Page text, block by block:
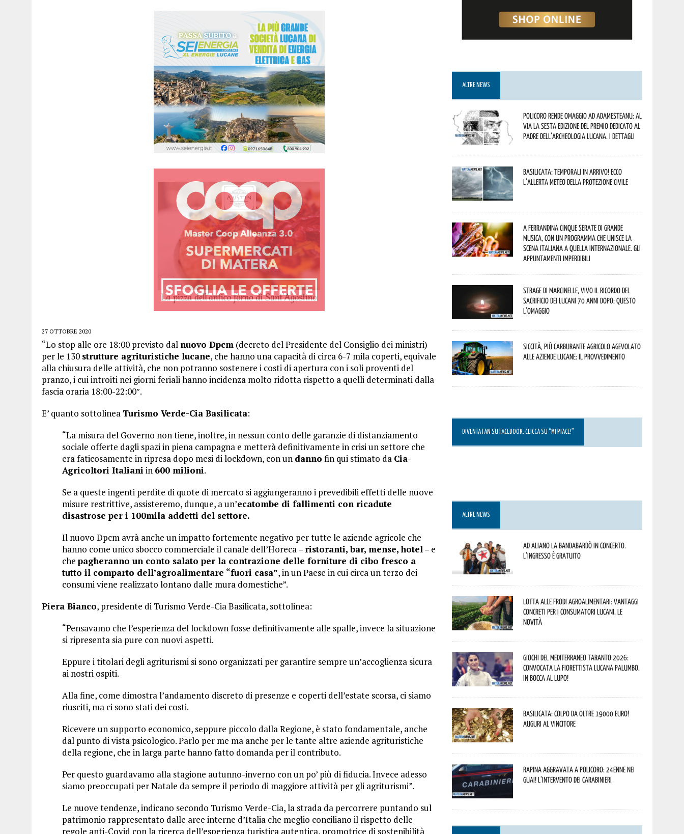
27 OTTOBRE 2020
“Lo stop alle ore 18:00 previsto dal nuovo Dpcm (decreto del Presidente del Consiglio dei ministri)
per le 130 strutture agrituristiche lucane, che hanno una capacità di circa 6-7 mila coperti, equivale
alla chiusura delle attività, che non potranno sostenere i costi di apertura con i soli proventi del
pranzo, i cui introiti nei giorni feriali hanno incidenza molto ridotta rispetto a quelli determinati dalla
fascia oraria 18:00-22:00″.
E’ quanto sottolinea Turismo Verde-Cia Basilicata:
“La misura del Governo non tiene, inoltre, in nessun conto delle garanzie di distanziamento
sociale offerte dagli spazi in piena campagna e metterà definitivamente in crisi un settore che
era faticosamente in ripresa dopo mesi di lockdown, con un danno fin qui stimato da Cia-
Agricoltori Italiani in 600 milioni.
Se a queste ingenti perdite di quote di mercato si aggiungeranno i prevedibili effetti delle nuove
misure restrittive, assisteremo, dunque, a un’ecatombe di fallimenti con ricadute
disastrose per i 100mila addetti del settore.
Il nuovo Dpcm avrà anche un impatto fortemente negativo per tutte le aziende agricole che
hanno come unico sbocco commerciale il canale dell’Horeca – ristoranti, bar, mense, hotel– e
che pagheranno un conto salato per la contrazione delle forniture di cibo fresco a
tutto il comparto dell’agroalimentare “fuori casa”, in un Paese in cui circa un terzo dei
consumi viene realizzato lontano dalle mura domestiche”.
Piera Bianco, presidente di Turismo Verde-Cia Basilicata, sottolinea:
“Pensavamo che l’esperienza del lockdown fosse definitivamente alle spalle, invece la situazione
si ripresenta sia pure con nuovi aspetti.
Eppure i titolari degli agriturismi si sono organizzati per garantire sempre un’accoglienza sicura
ai nostri ospiti.
Alla fine, come dimostra l’andamento discreto di presenze e coperti dell’estate scorsa, ci siamo
riusciti, ma ci sono stati dei costi.
Ricevere un supporto economico, seppure piccolo dalla Regione, è stato fondamentale, anche
dal punto di vista psicologico. Parlo per me ma anche per le tante altre aziende agrituristiche
della regione, che in larga parte hanno fatto domanda per il contributo.
Per questo guardavamo alla stagione autunno-inverno con un po’ più di fiducia. Invece adesso
siamo preoccupati per Natale da sempre il periodo di maggiore attività per gli agriturismi”.
Le nuove tendenze, indicano secondo Turismo Verde-Cia, la strada da percorrere puntando sul
patrimonio rappresentato dalle aree interne d’Italia che meglio conciliano il rispetto delle
regole anti-Covid con la ricerca dell’esperienza turistica autentica, promotrice di sostenibilità
ALTRE NEWS
Policoro rende omaggio ad Adamesteanu: al
via la sesta edizione del Premio dedicato al
padre dell’archeologia lucana. I dettagli
Basilicata: temporali in arrivo! Ecco
l’allerta meteo della Protezione civile
A Ferrandina cinque serate di grande
musica, con un programma che unisce la
scena italiana a quella internazionale. Gli
appuntamenti imperdibili
Strage di Marcinelle, vivo il ricordo del
sacrificio dei lucani 70 anni dopo: questo
l’omaggio
Siccità, più carburante agricolo agevolato
alle aziende lucane: il provvedimento
DIVENTA FAN SU FACEBOOK, CLICCA SU “MI PIACE!”
ALTRE NEWS
Ad Aliano la Bandabardò in concerto.
L’ingresso è gratuito
Lotta alle frodi agroalimentari: vantaggi
concreti per i consumatori lucani. Le
novità
Giochi del Mediterraneo Taranto 2026:
convocata la fiorettista lucana Palumbo.
In bocca al lupo!
Basilicata: colpo da oltre 19000 Euro!
Auguri al vincitore
Rapina aggravata a Policoro: 24enne nei
guai! L’intervento dei Carabinieri